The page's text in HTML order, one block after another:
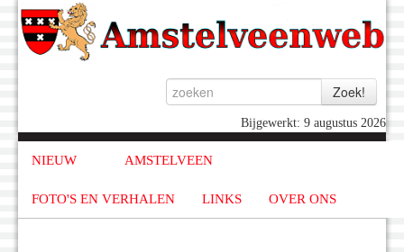
Bijgewerkt: 9 augustus 2026
NIEUW AMSTELVEEN
FOTO'S EN VERHALEN LINKS OVER ONS